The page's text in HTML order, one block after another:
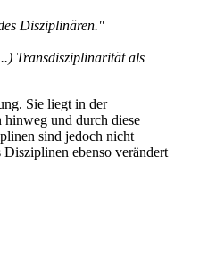
Disziplinären."
Transdisziplinarität als
Sie liegt in der
hinweg und durch diese
sind jedoch nicht
ebenso verändert